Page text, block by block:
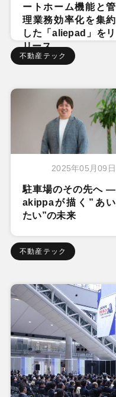
ートホーム機能と管
理業務効率化を集約
した「aliepad」をリ
リース
不動産テック
2025年05月09日
駐車場のその先へ ―
akippaが描く”あい
たい”の未来
不動産テック